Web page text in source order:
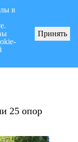
25 опор
в
Принять